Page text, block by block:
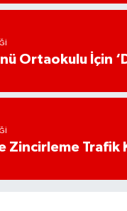
Ortaokulu İçin
Zincirleme Trafik